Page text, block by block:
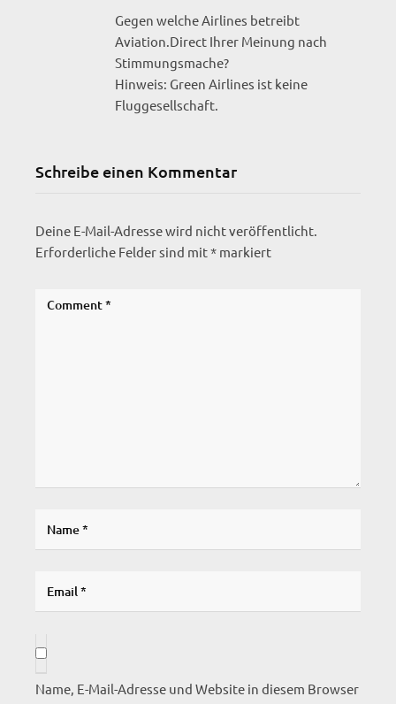
Gegen welche Airlines betreibt
Aviation.Direct Ihrer Meinung nach
Stimmungsmache?
Hinweis: Green Airlines ist keine
Fluggesellschaft.
Schreibe einen Kommentar
Deine E-Mail-Adresse wird nicht veröffentlicht.
Erforderliche Felder sind mit* markiert
Name, E-Mail-Adresse und Website in diesem Browser